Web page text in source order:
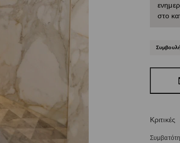
στο
Κριτικές